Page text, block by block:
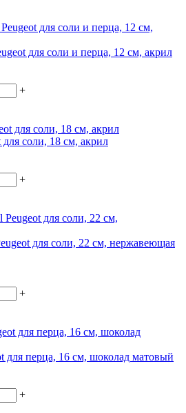
для соли и перца, 12 см, акрил
+
соли, 18 см, акрил
+
для соли, 22 см, нержавеющая
+
для перца, 16 см, шоколад матовый
+